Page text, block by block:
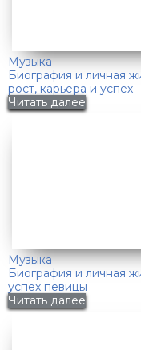
Музыка
Биография и личная
рост, карьера и успех
Читать далее
Музыка
Биография и личная
успех певицы
Читать далее